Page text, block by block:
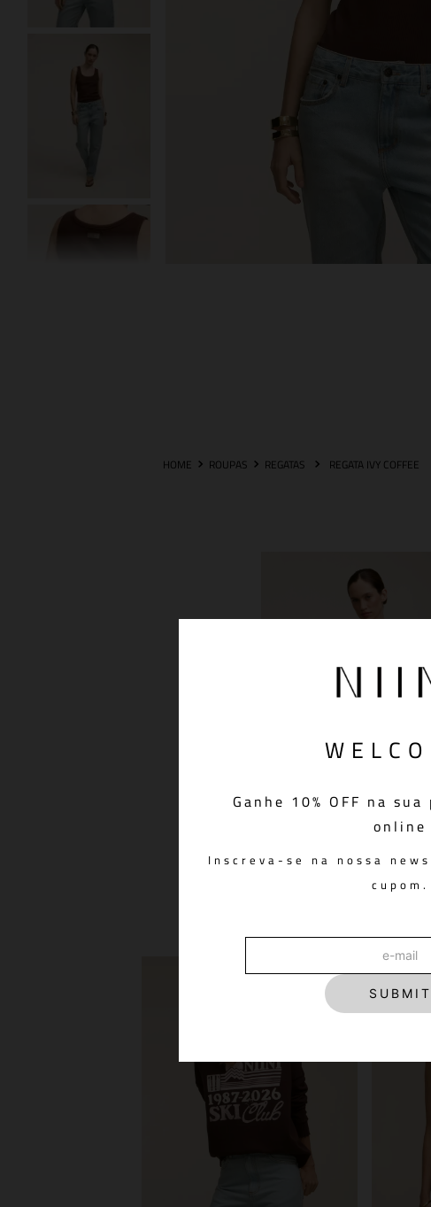
Ganhe 10% OFF na
online
Inscreva-se na nossa
cupom.
SUBMIT
ROUPAS REGATAS REGATA IVY COFFEE
R$ 298,00